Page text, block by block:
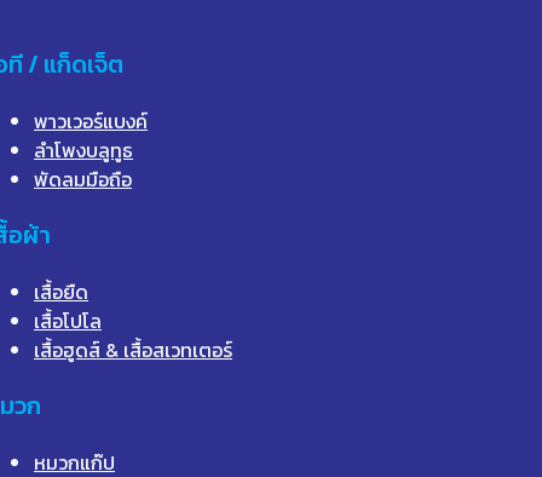
ที / แก็ดเจ็ต
พาวเวอร์แบงค์
ลำโพงบลูทูธ
พัดลมมือถือ
อผ้า
เสื้อยืด
เสื้อโปโล
เสื้อฮูดส์ & เสื้อสเวทเตอร์
วก
หมวกแก๊ป